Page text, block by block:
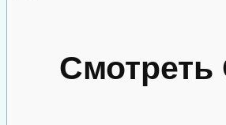
Смотреть